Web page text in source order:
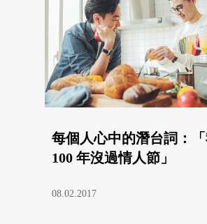
每個人心中的潛台詞：
100 年沒過情人節」
08.02.2017